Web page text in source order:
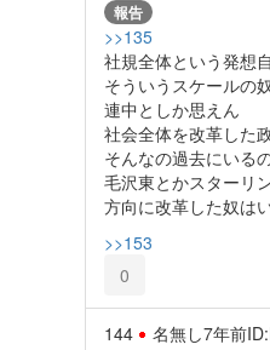
報告
>>135
社規全体という発想
そういうスケールの
連中としか思えん
社会全体を改革した
そんなの過去にいる
毛沢東とかスターリ
方向に改革した奴は
>>153
0
144 名無し7年前